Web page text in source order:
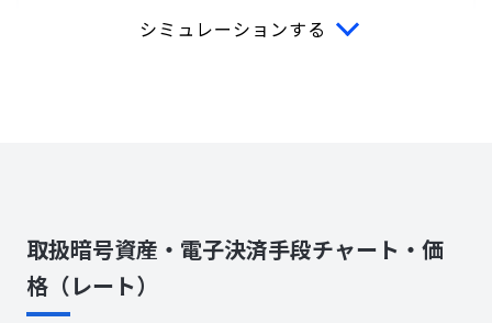
シミュレーションする
取扱暗号資産・電子決済手段チャート・価
格（レート）